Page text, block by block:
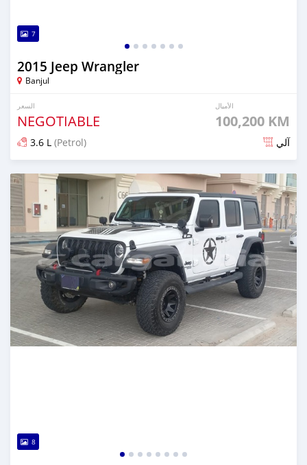
7
2015 Jeep Wrangler
Banjul
السعر
NEGOTIABLE
الأميال
100,200 KM
3.6 L (Petrol) آلي
تم النشر منذ أكثر من سنة مضت
8